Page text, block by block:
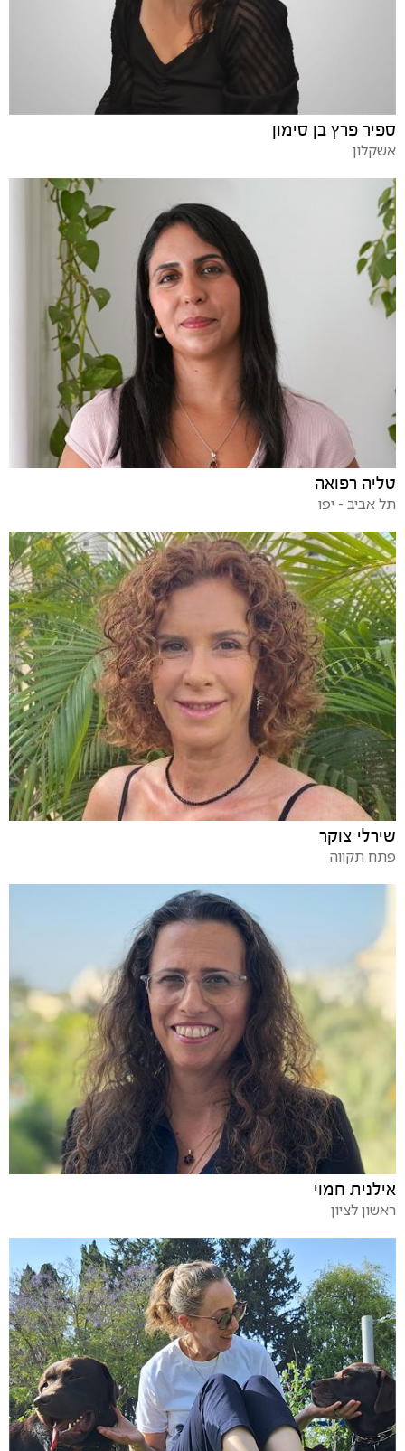
ספיר פרץ בן סימון
אשקלון
טליה רפואה
תל אביב - יפו
שירלי צוקר
פתח תקווה
אילנית חמוי
ראשון לציון